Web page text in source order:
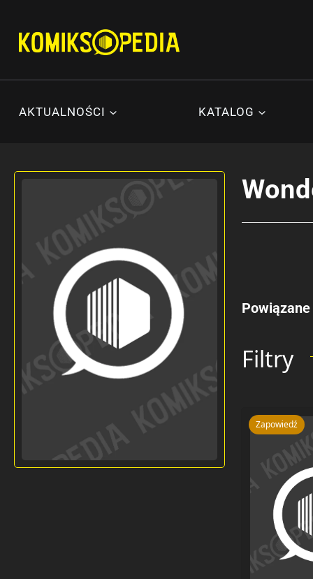
treści
AKTUALNOŚCI KATALOG
Filtry
Zapowiedź